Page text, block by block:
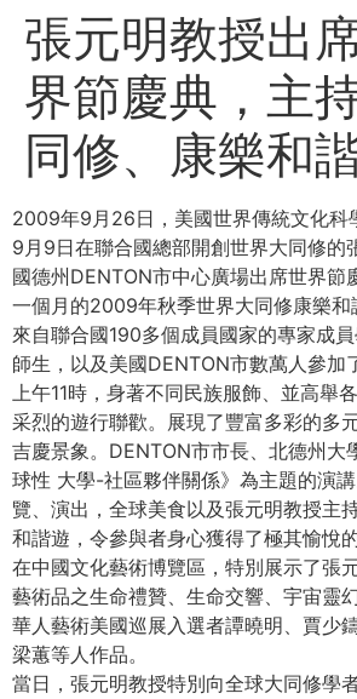
張元明教授出
界節慶典，主
同修、康樂和
2009年9月26日，美國世界傳統文化科
9月9日在聯合國總部開創世界大同修的
國德州DENTON市中心廣場出席世界節
一個月的2009年秋季世界大同修康樂和
來自聯合國190多個成員國家的專家成
師生，以及美國DENTON市數萬人參加
上午11時，身著不同民族服飾、並高舉
采烈的遊行聯歡。展現了豐富多彩的多
吉慶景象。DENTON市市長、北德州大
球性 大學-社區夥伴關係》為主題的演
覽、演出，全球美食以及張元明教授主
和諧遊，令參與者身心獲得了極其愉悅的
在中國文化藝術博覽區，特別展示了張
藝術品之生命禮贊、生命交響、宇宙靈
華人藝術美國巡展入選者譚曉明、賈少
梁蕙等人作品。
當日，張元明教授特別向全球大同修學